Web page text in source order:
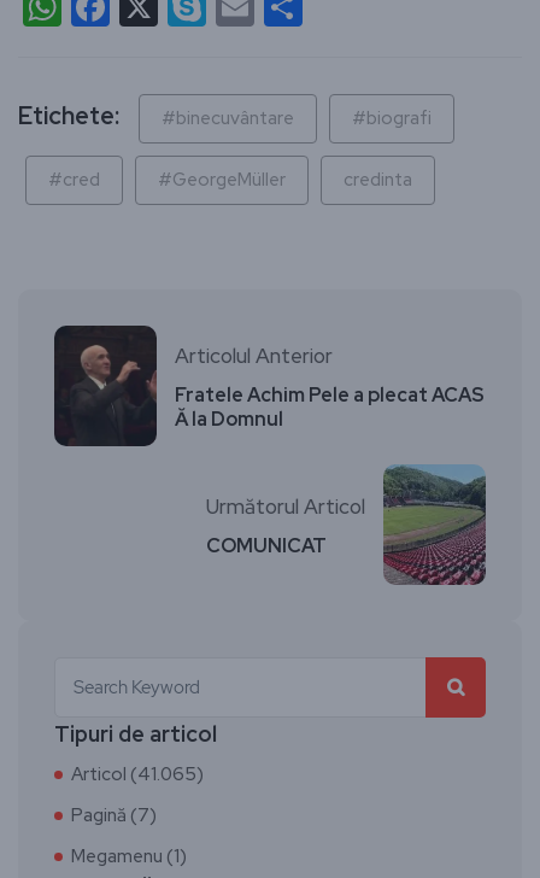
Etichete: #binecuvântare #biografi
#cred #GeorgeMüller credinta
Articolul Anterior
Fratele Achim Pele a plecat ACAS
Ă la Domnul
Următorul Articol
COMUNICAT
Tipuri de articol
Articol (41.065)
Pagină (7)
Megamenu (1)